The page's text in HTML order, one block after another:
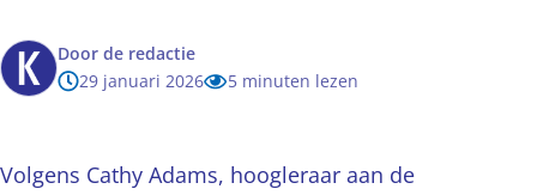
Door de redactie
29 januari 2026
5 minuten lezen
Volgens Cathy Adams, hoogleraar aan de